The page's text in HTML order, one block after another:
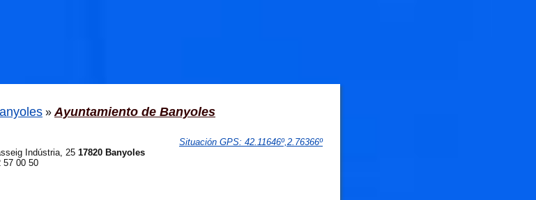
» Ayuntamiento de Banyoles
Situación GPS: 42.11646º,2.76366º
Indústria, 25 17820 Banyoles
57 00 50